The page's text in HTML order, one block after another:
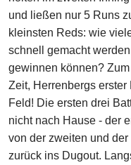
und ließen nur 5 Runs
kleinsten Reds: wie
schnell gemacht
gewinnen können?
Zeit, Herrenbergs
Feld! Die ersten drei
nicht nach Hause - der
von der zweiten und
zurück ins Dugout.